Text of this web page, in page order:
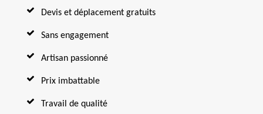
Devis et déplacement gratuits
Sans engagement
Artisan passionné
Prix imbattable
Travail de qualité